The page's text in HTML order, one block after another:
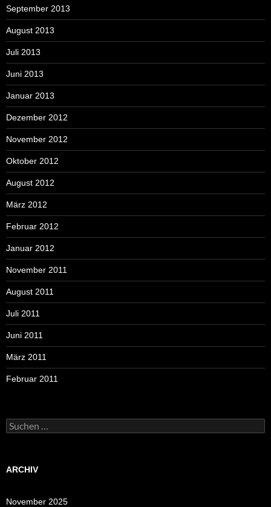
September 2013
August 2013
Juli 2013
Juni 2013
Januar 2013
Dezember 2012
November 2012
Oktober 2012
August 2012
März 2012
Februar 2012
Januar 2012
November 2011
August 2011
Juli 2011
Juni 2011
März 2011
Februar 2011
Suchen
nach:
ARCHIV
November 2025